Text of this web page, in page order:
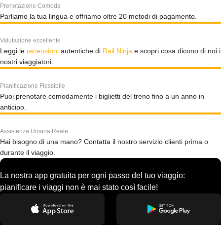
Prenotazione Comoda
Parliamo la tua lingua e offriamo oltre 20 metodi di pagamento.
Valutazione eccellente
Leggi le recensioni autentiche di Rail Ninja e scopri cosa dicono di noi i
nostri viaggiatori.
Pianificazione Flessibile
Puoi prenotare comodamente i biglietti del treno fino a un anno in
anticipo.
Assistenza Umana Reale
Hai bisogno di una mano? Contatta il nostro servizio clienti prima o
durante il viaggio.
La nostra app gratuita per ogni passo del tuo viaggio:
pianificare i viaggi non è mai stato così facile!